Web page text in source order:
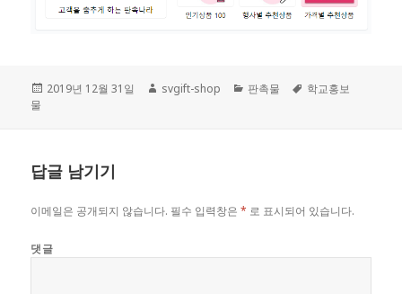
작
2019년 12월 31일
글
svgift-shop
카
판촉물
태
학교홍보
물
답글 남기기
이메일은 공개되지 않습니다. 필수 입력창은* 로 표시되어 있습니다.
댓글